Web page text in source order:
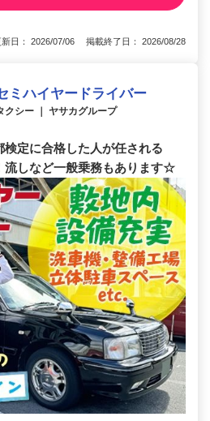
新日： 2026/07/06 掲載終了日： 2026/08/28
ミハイヤードライバー
クシー ｜ ヤサカグループ
定に合格した人が任される
流しなど一般乗務もあります☆